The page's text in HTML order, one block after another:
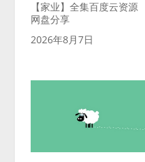
【家业】全集百度云资源
网盘分享
2026年8月7日